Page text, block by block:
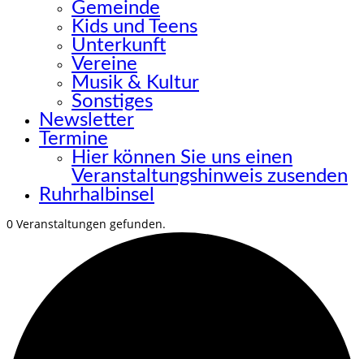
Gemeinde
Kids und Teens
Unterkunft
Vereine
Musik & Kultur
Sonstiges
Newsletter
Termine
Hier können Sie uns einen
Veranstaltungshinweis zusenden
Ruhrhalbinsel
0 Veranstaltungen gefunden.